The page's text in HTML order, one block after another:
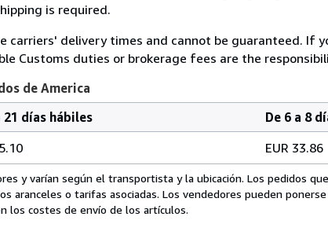
is required.
carriers' delivery times and cannot be guaranteed. If
Customs duties or brokerage fees are the
de America
21 días hábiles
De 6 a 8
EUR 33.86
y varían según el transportista y la ubicación. Los pedidos
aranceles o tarifas asociadas. Los vendedores pueden
los costes de envío de los artículos.